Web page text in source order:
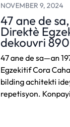
NOVEMBER 9, 2024
47 ane de
Direktè
dekouvri
47 ane de sa—an
Egzekitif Cora
bilding achitekti
repetisyon.